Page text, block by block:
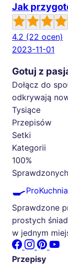
Jak
4.2 (22 ocen)
2023-11-01
Gotuj z
Dołącz do
odkrywają
Tysiące
Przepisów
Setki
Kategorii
100%
Sprawdzonych
🍳ProKuchnia
Sprawdzone
prostych
w jednym
Przepisy